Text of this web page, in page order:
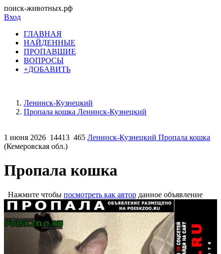
поиск-животных.рф
Вход
ГЛАВНАЯ
НАЙДЕННЫЕ
ПРОПАВШИЕ
ВОПРОСЫ
+ДОБАВИТЬ
Ленинск-Кузнецкий
Пропала кошка Ленинск-Кузнецкий
1 июня 2026 14413 465 Ленинск-Кузнецкий Пропала кошка
(Кемеровская обл.)
Пропала кошка
Нажмите чтобы посмотреть как автор данное объявление